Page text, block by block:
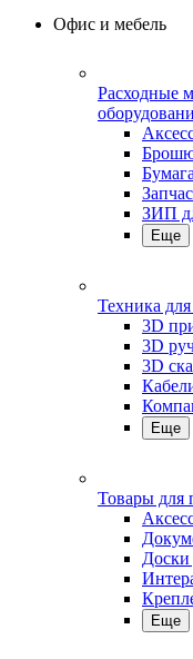
Офис и мебель
Расходные
Бумага
ЗИП
Еще
Техника
3D
3D
3D
Еще
Товары для
Доски
Еще